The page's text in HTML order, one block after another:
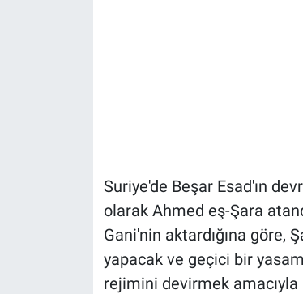
Suriye'de Beşar Esad'ın
olarak Ahmed eş-Şara
Gani'nin aktardığına göre,
yapacak ve geçici bir
rejimini devirmek